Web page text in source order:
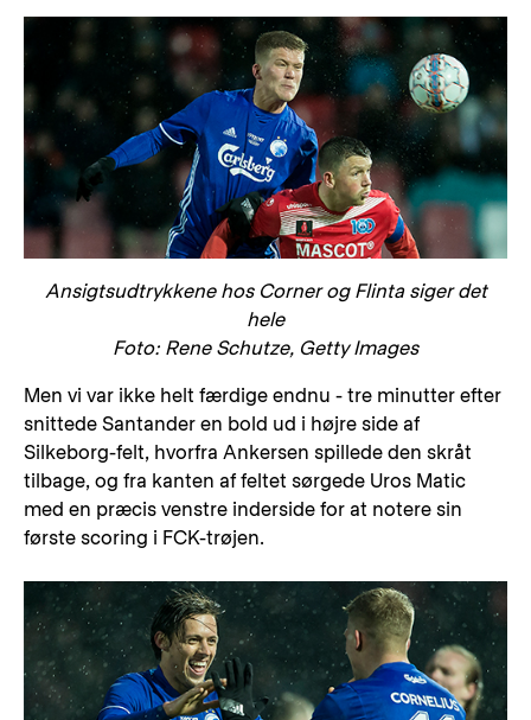
Ansigtsudtrykkene hos Corner og Flinta siger det
hele
Foto: Rene Schutze, Getty Images
Men vi var ikke helt færdige endnu - tre minutter efter
snittede Santander en bold ud i højre side af
Silkeborg-felt, hvorfra Ankersen spillede den skråt
tilbage, og fra kanten af feltet sørgede Uros Matic
med en præcis venstre inderside for at notere sin
første scoring i FCK-trøjen.